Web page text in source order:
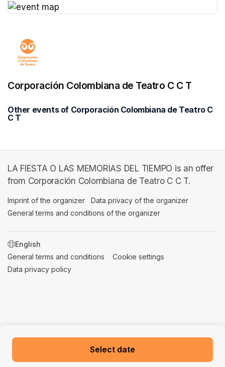
Select date
Corporación Colombiana de Teatro C C T
Other events of Corporación Colombiana de Teatro C
C T
LA FIESTA O LAS MEMORIAS DEL TIEMPO is an offer
from Corporación Colombiana de Teatro C C T.
Imprint of the organizer (opens in a new tab)
Data privacy of the organizer
General terms and conditions of the organizer
SWITCH LANGUAGE
General terms and conditions (opens in a new tab)
Cookie settings
Data privacy policy